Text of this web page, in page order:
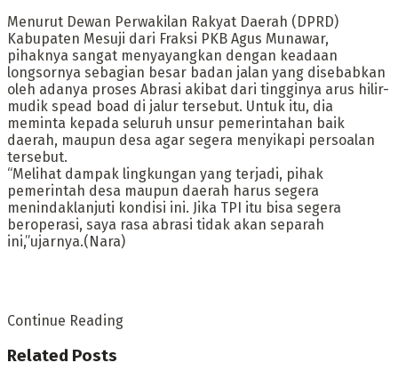
Menurut Dewan Perwakilan Rakyat Daerah (DPRD)
Kabupaten Mesuji dari Fraksi PKB Agus Munawar,
pihaknya sangat menyayangkan dengan keadaan
longsornya sebagian besar badan jalan yang disebabkan
oleh adanya proses Abrasi akibat dari tingginya arus hilir-
mudik spead boad di jalur tersebut. Untuk itu, dia
meminta kepada seluruh unsur pemerintahan baik
daerah, maupun desa agar segera menyikapi persoalan
tersebut.
“Melihat dampak lingkungan yang terjadi, pihak
pemerintah desa maupun daerah harus segera
menindaklanjuti kondisi ini. Jika TPI itu bisa segera
beroperasi, saya rasa abrasi tidak akan separah
ini,”ujarnya.(Nara)
Continue Reading
Related Posts